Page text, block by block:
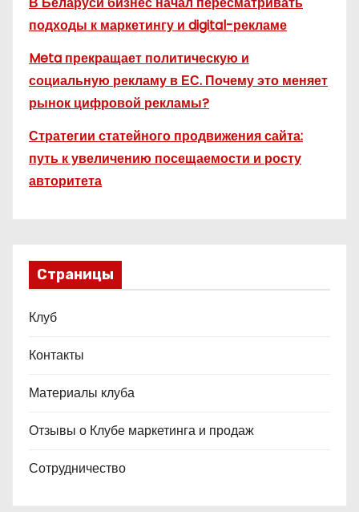
подходы к маркетингу и digital-рекламе
Meta прекращает политическую и
социальную рекламу в ЕС. Почему это меняет
рынок цифровой рекламы?
Стратегии статейного продвижения сайта:
путь к увеличению посещаемости и росту
авторитета
Страницы
Клуб
Контакты
Материалы клуба
Отзывы о Клубе маркетинга и продаж
Сотрудничество